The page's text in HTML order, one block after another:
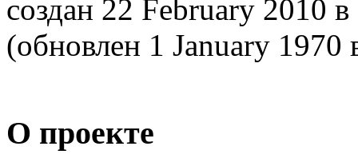
создан 22 February 2010 в
(обновлен 1 January 1970
О проекте